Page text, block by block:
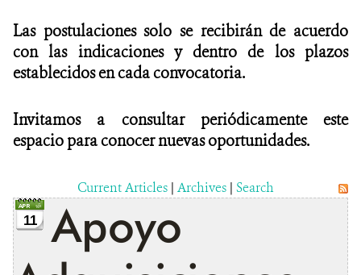
DONA
Las postulaciones solo se recibirán de acuerdo
con las indicaciones y dentro de los plazos
establecidos en cada convocatoria.
Invitamos a consultar periódicamente este
espacio para conocer nuevas oportunidades.
Current Articles | Archives | Search
11
Apoyo